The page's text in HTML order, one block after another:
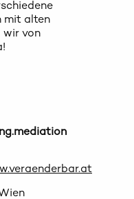
mit alten
wir von